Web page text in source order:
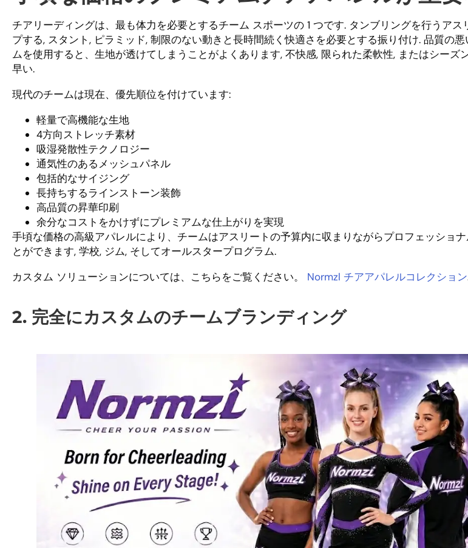
チアリーディングは、最も体力を必要とするチーム スポーツの 1 つです. タンブリングを行うアス
プする, スタント, ピラミッド, 制限のない動きと長時間続く快適さを必要とする振り付け. 品質の
ムを使用すると、生地が透けてしまうことがよくあります, 不快感, 限られた柔軟性, またはシーズ
早い.
現代のチームは現在、優先順位を付けています:
軽量で高機能な生地
4方向ストレッチ素材
吸湿発散性テクノロジー
通気性のあるメッシュパネル
包括的なサイジング
長持ちするラインストーン装飾
高品質の昇華印刷
余分なコストをかけずにプレミアムな仕上がりを実現
手頃な価格の高級アパレルにより、チームはアスリートの予算内に収まりながらプロフェッショ
とができます, 学校, ジム, そしてオールスタープログラム.
カスタム ソリューションについては、こちらをご覧ください。 Normzl チアアパレルコレクション
2. 完全にカスタムのチームブランディング